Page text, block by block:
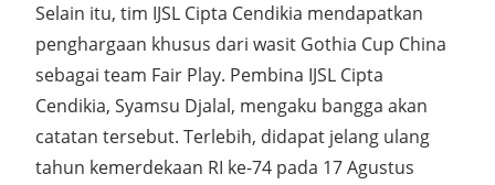
Selain itu, tim IJSL Cipta Cendikia mendapatkan
penghargaan khusus dari wasit Gothia Cup China
sebagai team Fair Play. Pembina IJSL Cipta
Cendikia, Syamsu Djalal, mengaku bangga akan
catatan tersebut. Terlebih, didapat jelang ulang
tahun kemerdekaan RI ke-74 pada 17 Agustus